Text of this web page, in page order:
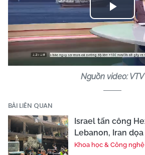
Play
Nguồn video: VTV
BÀI LIÊN QUAN
Israel tấn công
Lebanon, Iran
Khoa học & Công nghệ